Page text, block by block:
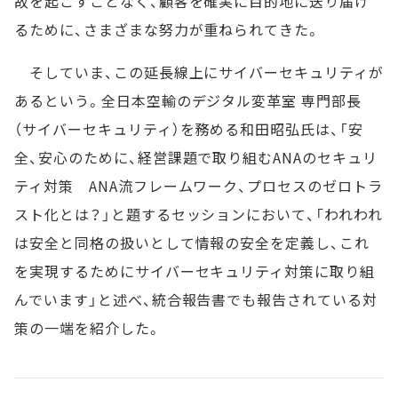
るために、さまざまな努力が重ねられてきた。
そしていま、この延長線上にサイバーセキュリティが
あるという。全日本空輸のデジタル変革室 専門部長
（サイバーセキュリティ）を務める和田昭弘氏は、「安
全、安心のために、経営課題で取り組むANAのセキュリ
ティ対策 ANA流フレームワーク、プロセスのゼロトラ
スト化とは？」と題するセッションにおいて、「われわれ
は安全と同格の扱いとして情報の安全を定義し、これ
を実現するためにサイバーセキュリティ対策に取り組
んでいます」と述べ、統合報告書でも報告されている対
策の一端を紹介した。